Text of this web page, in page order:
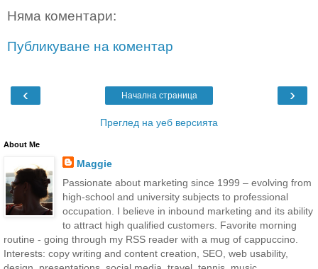
Няма коментари:
Публикуване на коментар
‹ ›
Начална страница
Преглед на уеб версията
About Me
Maggie
Passionate about marketing since 1999 – evolving from
high-school and university subjects to professional
occupation. I believe in inbound marketing and its ability
to attract high qualified customers. Favorite morning
routine - going through my RSS reader with a mug of cappuccino.
Interests: copy writing and content creation, SEO, web usability,